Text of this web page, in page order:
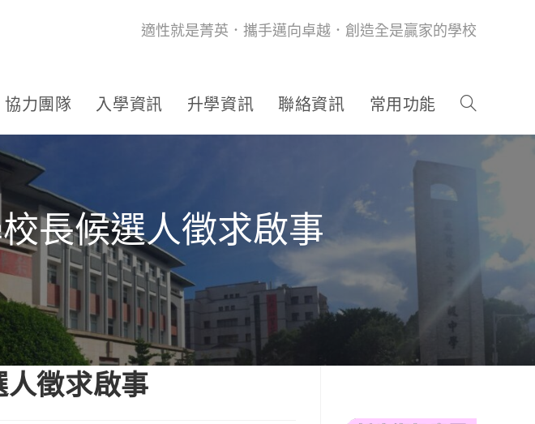
適性就是菁英．攜手邁向卓越．創造全是贏家的學校
協力團隊 入學資訊 升學資訊 聯絡資訊 常用功能
長候選人徵求啟事
徵求啟事